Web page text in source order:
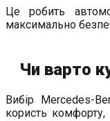
Це робить
максимально
Чи варто
Вибір Mercedes-
користь комфорту,